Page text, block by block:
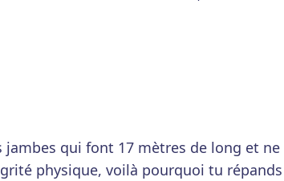
jambes qui font 17 mètres de long et ne
physique, voilà pourquoi tu répands